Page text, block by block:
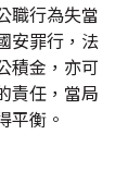
職行為失當
安罪行，法
積金，亦可
責任，當局
平衡。